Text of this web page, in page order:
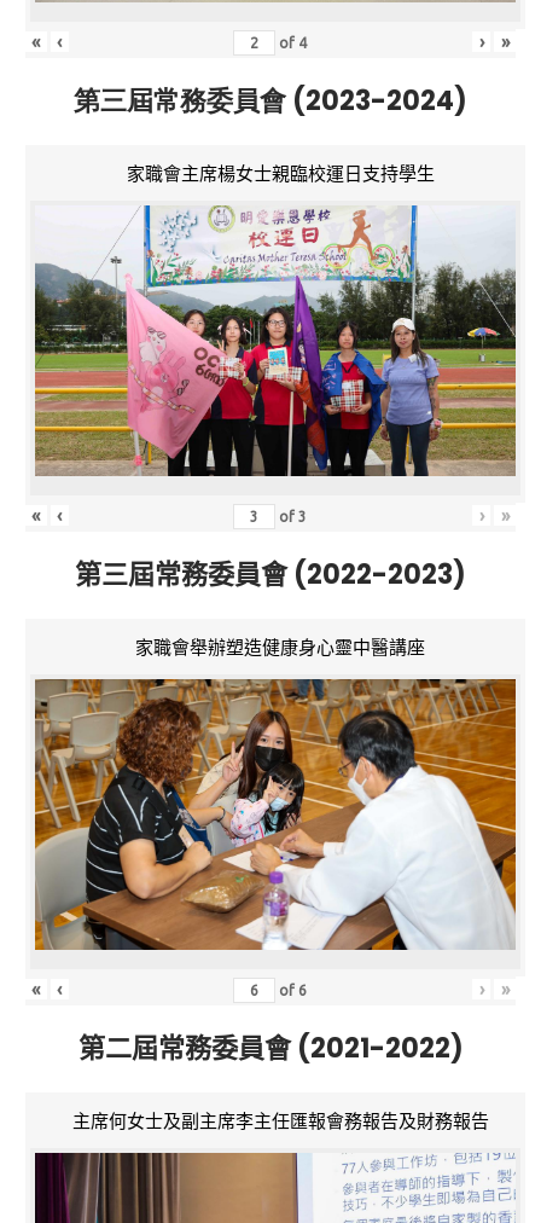
« ‹ of 4 › »
第三屆常務委員會 (2023-2024)
家職會主席楊女士親臨校運日支持學生
« ‹ of3 › »
第三屆常務委員會 (2022-2023)
家職會舉辦塑造健康身心靈中醫講座
« ‹ of 6 › »
第二屆常務委員會 (2021-2022)
主席何女士及副主席李主任匯報會務報告及財務報告